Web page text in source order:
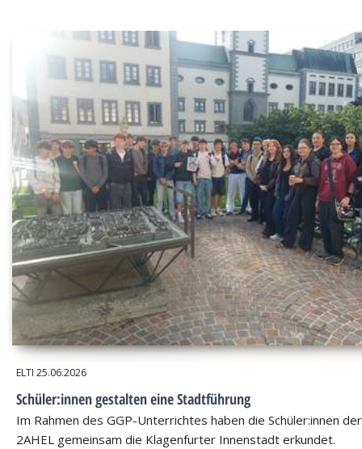
ELTI 25.06.2026
Schüler:innen gestalten eine Stadtführung
Im Rahmen des GGP-Unterrichtes haben die Schüler:innen der
2AHEL gemeinsam die Klagenfurter Innenstadt erkundet.